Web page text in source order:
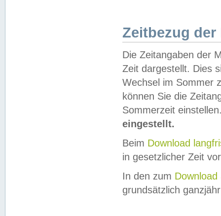
Zeitbezug der
Die Zeitangaben der
Zeit dargestellt. Dies
Wechsel im Sommer
können Sie die
Sommerzeit
eingestellt.
Beim Download
in gesetzlicher Zeit
In den zum Download
grundsätzlich